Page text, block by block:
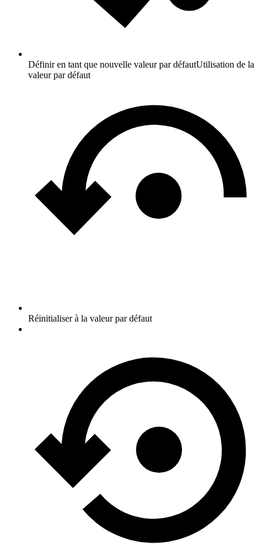
Définir en tant que nouvelle valeur par défautUtilisation de la
valeur par défaut
Réinitialiser à la valeur par défaut